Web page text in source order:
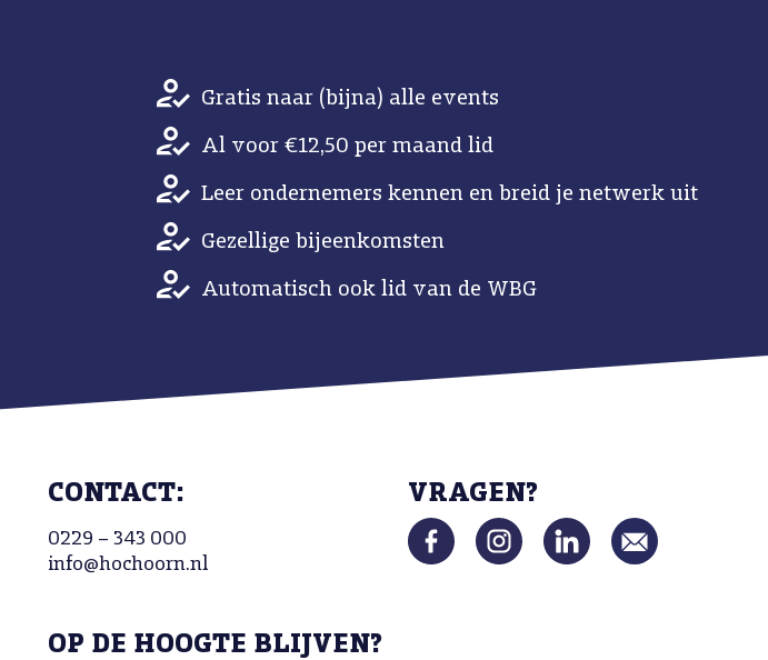
Gratis naar (bijna) alle events
Al voor €12,50 per maand lid
Leer ondernemers kennen en breid je netwerk uit
Gezellige bijeenkomsten
Automatisch ook lid van de WBG
CONTACT:
0229 – 343 000
info@hochoorn.nl
VRAGEN?
OP DE HOOGTE BLIJVEN?